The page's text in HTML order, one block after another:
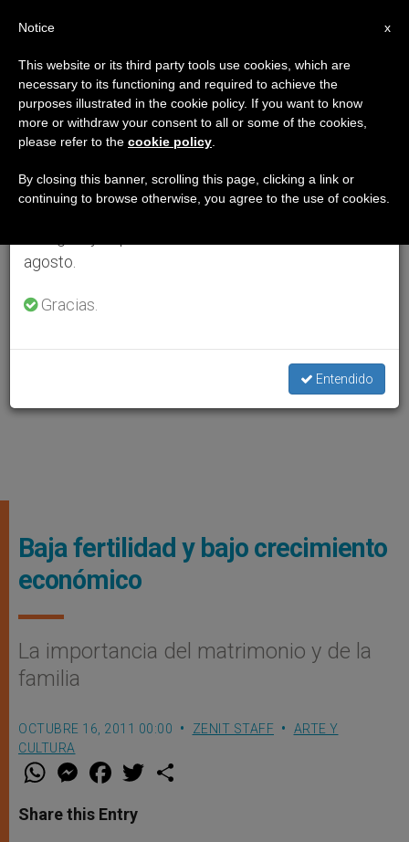
Baja fertilidad y bajo crecimiento
económico
La importancia del matrimonio y de la
familia
OCTUBRE 16, 2011 00:00 ZENIT STAFF
ARTE Y
CULTURA
W
t
s
M
e
s
e
F
a
e
b
w
Share this Entry
×
Aviso importante
Del 27 de julio al 7 de agosto haremos la pausa
anual, aprovechando que en el periodo de verano
se generan menos informaciones y también el
agosto.
Gracias.
Entendido
x
Notice
This website or its third party tools use cookies, which are
necessary to its functioning and required to achieve the
purposes illustrated in the cookie policy. If you want to know
more or withdraw your consent to all or some of the cookies,
please refer to the cookie policy
By closing this banner, scrolling this page, clicking a link or
continuing to browse otherwise, you agree to the use of cookies.